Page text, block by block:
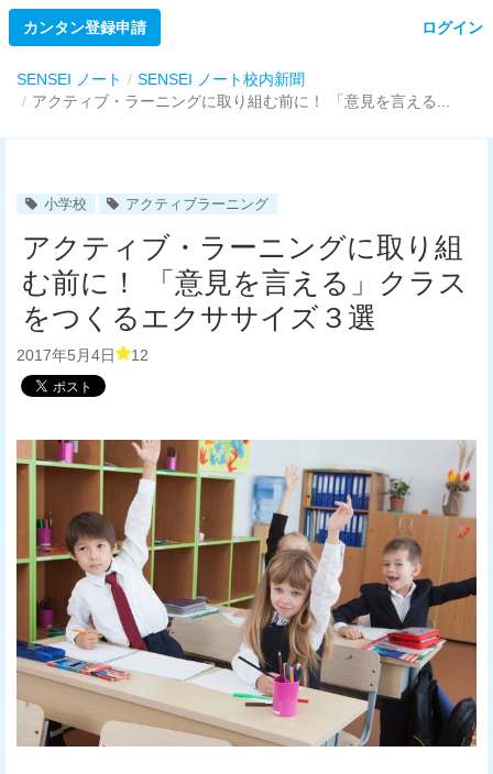
カンタン登録申請 ログイン
SENSEI ノート
SENSEI ノート校内新聞
アクティブ・ラーニングに取り組む前に！ 「意見を言える...
小学校 アクティブラーニング
アクティブ・ラーニングに取り組
む前に！ 「意見を言える」クラス
をつくるエクササイズ３選
2017年5月4日 12